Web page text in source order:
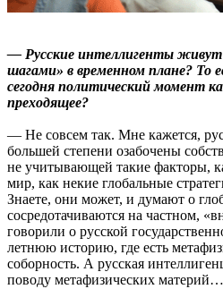
— Русские интеллигенты
шагами» в временном плане? То
сегодня политический момент
преходящее?
— Не совсем так. Мне кажется,
большей степени озабочены
не учитывающей такие факторы,
мир, как некие глобальные
Знаете, они может, и думают о
сосредотачиваются на частном,
говорили о русской
летнюю историю, где есть
соборность. А русская
поводу метафизических материй…